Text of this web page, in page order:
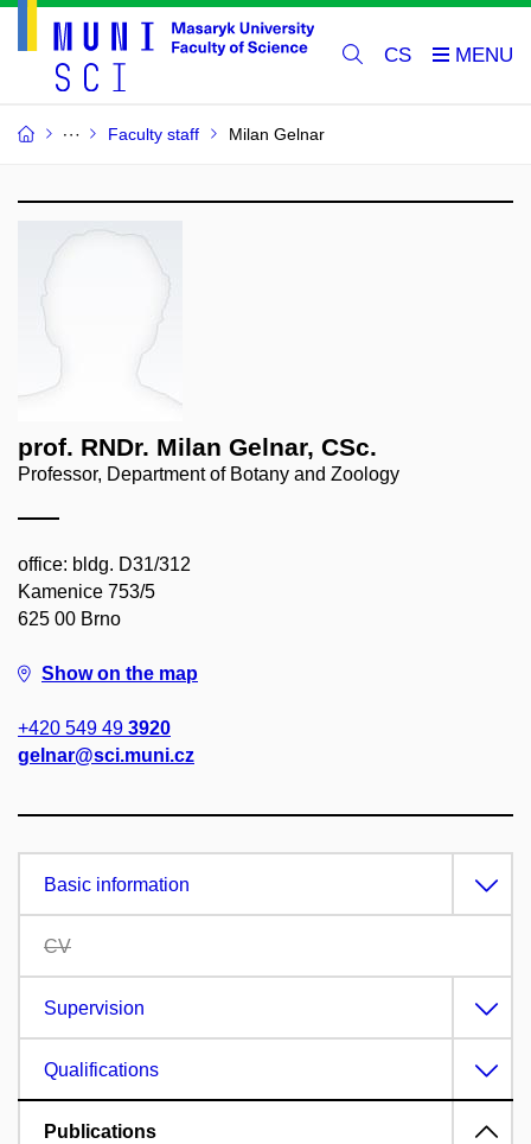
CS
Faculty staff Milan Gelnar
prof. RNDr. Milan Gelnar, CSc.
Professor, Department of Botany and Zoology
office: bldg. D31/312
Kamenice 753/5
625 00 Brno
Show on the map
+420 549 49 3920
gelnar@sci.muni.cz
Basic information
CV
Supervision
Qualifications
Publications